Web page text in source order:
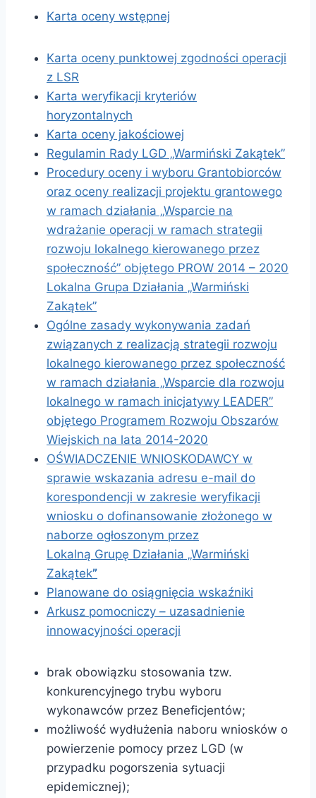
Karta oceny wstępnej
Karta oceny punktowej zgodności operacji
z LSR
Karta weryfikacji kryteriów
horyzontalnych
Karta oceny jakościowej
Regulamin Rady LGD „Warmiński Zakątek”
Procedury oceny i wyboru Grantobiorców
oraz oceny realizacji projektu grantowego
w ramach działania „Wsparcie na
wdrażanie operacji w ramach strategii
rozwoju lokalnego kierowanego przez
społeczność” objętego PROW 2014 – 2020
Lokalna Grupa Działania „Warmiński
Zakątek”
Ogólne zasady wykonywania zadań
związanych z realizacją strategii rozwoju
lokalnego kierowanego przez społeczność
w ramach działania „Wsparcie dla rozwoju
lokalnego w ramach inicjatywy LEADER”
objętego Programem Rozwoju Obszarów
Wiejskich na lata 2014-2020
OŚWIADCZENIE WNIOSKODAWCY w
sprawie wskazania adresu e-mail do
korespondencji w zakresie weryfikacji
wniosku o dofinansowanie złożonego w
naborze ogłoszonym przez
Lokalną Grupę Działania „Warmiński
Zakątek”
Planowane do osiągnięcia wskaźniki
Arkusz pomocniczy – uzasadnienie
innowacyjności operacji
brak obowiązku stosowania tzw.
konkurencyjnego trybu wyboru
wykonawców przez Beneficjentów;
możliwość wydłużenia naboru wniosków o
powierzenie pomocy przez LGD (w
przypadku pogorszenia sytuacji
epidemicznej);